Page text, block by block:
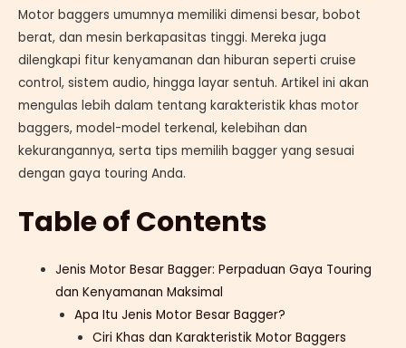
Motor baggers umumnya memiliki dimensi besar, bobot
berat, dan mesin berkapasitas tinggi. Mereka juga
dilengkapi fitur kenyamanan dan hiburan seperti cruise
control, sistem audio, hingga layar sentuh. Artikel ini akan
mengulas lebih dalam tentang karakteristik khas motor
baggers, model-model terkenal, kelebihan dan
kekurangannya, serta tips memilih bagger yang sesuai
dengan gaya touring Anda.
Table of Contents
Jenis Motor Besar Bagger: Perpaduan Gaya Touring
dan Kenyamanan Maksimal
Apa Itu Jenis Motor Besar Bagger?
Ciri Khas dan Karakteristik Motor Baggers